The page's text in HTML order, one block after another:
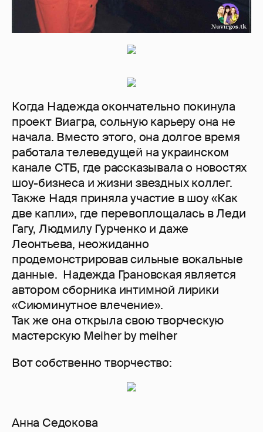
Что там после ВиаГры, Вы сами все
Светлана Лобода